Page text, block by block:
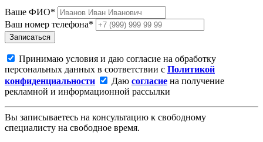
Ваше ФИО*
Ваш номер телефона*
Записаться
Принимаю условия и даю согласие на обработку
персональных данных в соответствии с Политикой
конфиденциальности
Даю согласие на получение
рекламной и информационной рассылки
Вы записываетесь на консультацию к свободному
специалисту на свободное время.